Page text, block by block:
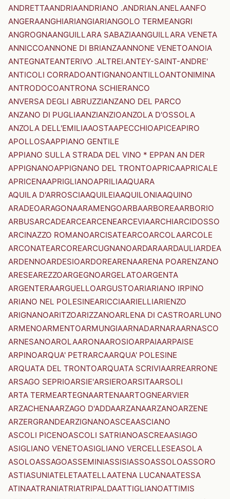
ANDRETTAANDRIAANDRIANO .ANDRIAN.ANELAANFO
ANGERAANGHIARIANGIARIANGOLO TERMEANGRI
ANGROGNAANGUILLARA SABAZIAANGUILLARA VENETA
ANNICCOANNONE DI BRIANZAANNONE VENETOANOIA
ANTEGNATEANTERIVO .ALTREI.ANTEY-SAINT-ANDRE'
ANTICOLI CORRADOANTIGNANOANTILLOANTONIMINA
ANTRODOCOANTRONA SCHIERANCO
ANVERSA DEGLI ABRUZZIANZANO DEL PARCO
ANZANO DI PUGLIAANZIANZIOANZOLA D'OSSOLA
ANZOLA DELL'EMILIAAOSTAAPECCHIOAPICEAPIRO
APOLLOSAAPPIANO GENTILE
APPIANO SULLA STRADA DEL VINO * EPPAN AN DER
APPIGNANOAPPIGNANO DEL TRONTOAPRICAAPRICALE
APRICENAAPRIGLIANOAPRILIAAQUARA
AQUILA D'ARROSCIAAQUILEIAAQUILONIAAQUINO
ARADEOARAGONAARAMENGOARBAARBOREAARBORIO
ARBUSARCADEARCEARCENEARCEVIAARCHIARCIDOSSO
ARCINAZZO ROMANOARCISATEARCOARCOLAARCOLE
ARCONATEARCOREARCUGNANOARDARAARDAULIARDEA
ARDENNOARDESIOARDOREARENAARENA POARENZANO
ARESEAREZZOARGEGNOARGELATOARGENTA
ARGENTERAARGUELLOARGUSTOARIARIANO IRPINO
ARIANO NEL POLESINEARICCIAARIELLIARIENZO
ARIGNANOARITZOARIZZANOARLENA DI CASTROARLUNO
ARMENOARMENTOARMUNGIAARNADARNARAARNASCO
ARNESANOAROLAARONAAROSIOARPAIAARPAISE
ARPINOARQUA' PETRARCAARQUA' POLESINE
ARQUATA DEL TRONTOARQUATA SCRIVIAARREARRONE
ARSAGO SEPRIOARSIE'ARSIEROARSITAARSOLI
ARTA TERMEARTEGNAARTENAARTOGNEARVIER
ARZACHENAARZAGO D'ADDAARZANAARZANOARZENE
ARZERGRANDEARZIGNANOASCEAASCIANO
ASCOLI PICENOASCOLI SATRIANOASCREAASIAGO
ASIGLIANO VENETOASIGLIANO VERCELLESEASOLA
ASOLOASSAGOASSEMINIASSISIASSOASSOLOASSORO
ASTIASUNIATELETAATELLAATENA LUCANAATESSA
ATINAATRANIATRIATRIPALDAATTIGLIANOATTIMIS